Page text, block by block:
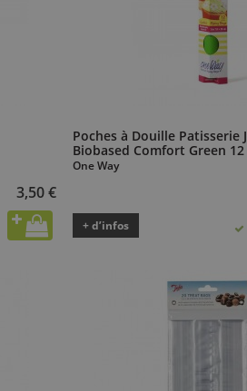
3,50 €
Poches à Douille Patisserie
Biobased Comfort Green 12
One Way
+ d’infos